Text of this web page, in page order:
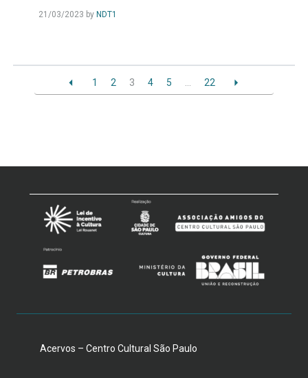
21/03/2023 by NDT1
1 2 3 4 5 … 22
Acervos – Centro Cultural São Paulo